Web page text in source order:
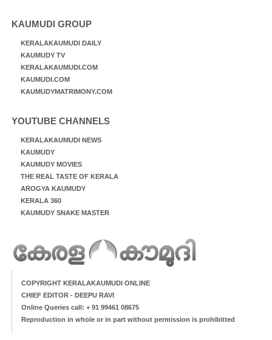
KAUMUDI GROUP
KERALAKAUMUDI DAILY
KAUMUDY TV
KERALAKAUMUDI.COM
KAUMUDI.COM
KAUMUDYMATRIMONY.COM
YOUTUBE CHANNELS
KERALAKAUMUDI NEWS
KAUMUDY
KAUMUDY MOVIES
THE REAL TASTE OF KERALA
AROGYA KAUMUDY
KERALA 360
KAUMUDY SNAKE MASTER
COPYRIGHT KERALAKAUMUDI ONLINE
CHIEF EDITOR - DEEPU RAVI
Online Queries call: + 91 99461 08675
Reproduction in whole or in part without permission is prohibitted